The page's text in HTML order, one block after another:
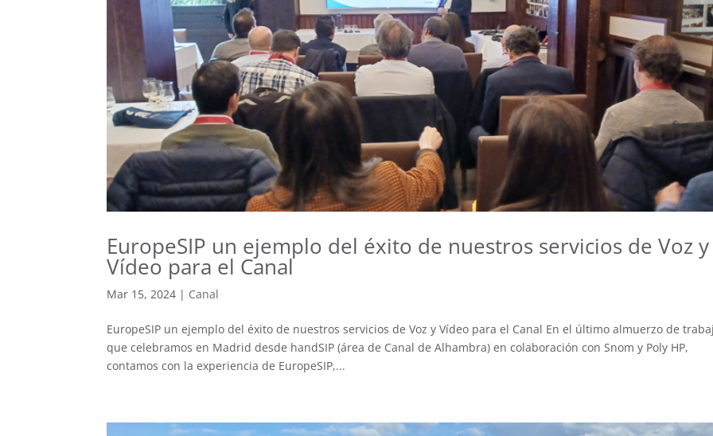
EuropeSIP un ejemplo del éxito de nuestros servicios de Voz y
Vídeo para el Canal
Mar 15, 2024 | Canal
EuropeSIP un ejemplo del éxito de nuestros servicios de Voz y Vídeo para el Canal En el último almuerzo de
que celebramos en Madrid desde handSIP (área de Canal de Alhambra) en colaboración con Snom y Poly HP,
contamos con la experiencia de EuropeSIP,...